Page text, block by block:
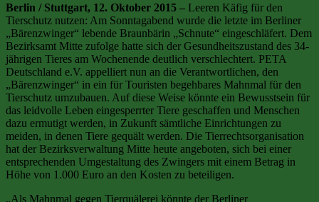
Berlin / Stuttgart, 12. Oktober 2015 – Leeren Käfig für den
Tierschutz nutzen: Am Sonntagabend wurde die letzte im Berliner
„Bärenzwinger“ lebende Braunbärin „Schnute“ eingeschläfert. Dem
Bezirksamt Mitte zufolge hatte sich der Gesundheitszustand des 34-
jährigen Tieres am Wochenende deutlich verschlechtert. PETA
Deutschland e.V. appelliert nun an die Verantwortlichen, den
„Bärenzwinger“ in ein für Touristen begehbares Mahnmal für den
Tierschutz umzubauen. Auf diese Weise könnte ein Bewusstsein für
das leidvolle Leben eingesperrter Tiere geschaffen und Menschen
dazu ermutigt werden, in Zukunft sämtliche Einrichtungen zu
meiden, in denen Tiere gequält werden. Die Tierrechtsorganisation
hat der Bezirksverwaltung Mitte heute angeboten, sich bei einer
entsprechenden Umgestaltung des Zwingers mit einem Betrag in
Höhe von 1.000 Euro an den Kosten zu beteiligen.
„Als Mahnmal gegen Tierquälerei könnte der Berliner